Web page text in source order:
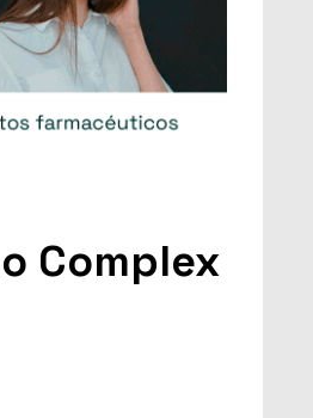
Complex